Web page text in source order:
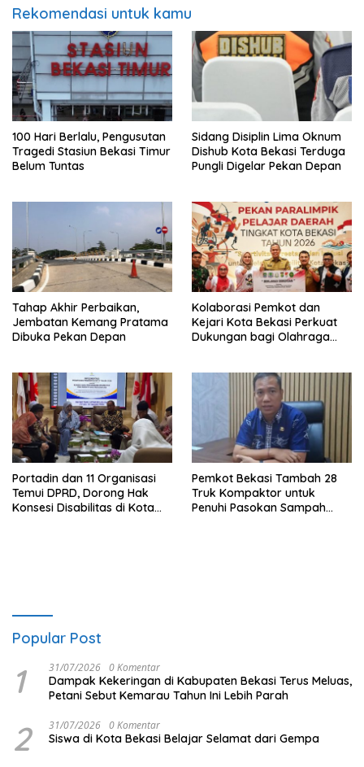
Rekomendasi untuk kamu
100 Hari Berlalu, Pengusutan
Tragedi Stasiun Bekasi Timur
Belum Tuntas
Sidang Disiplin Lima Oknum
Dishub Kota Bekasi Terduga
Pungli Digelar Pekan Depan
Tahap Akhir Perbaikan,
Jembatan Kemang Pratama
Dibuka Pekan Depan
Kolaborasi Pemkot dan
Kejari Kota Bekasi Perkuat
Dukungan bagi Olahraga
Portadin dan 11 Organisasi
Temui DPRD, Dorong Hak
Konsesi Disabilitas di Kota
Pemkot Bekasi Tambah 28
Truk Kompaktor untuk
Penuhi Pasokan Sampah
Popular Post
1 31/07/2026 0 Komentar
Dampak Kekeringan di Kabupaten Bekasi Terus Meluas,
Petani Sebut Kemarau Tahun Ini Lebih Parah
2 31/07/2026 0 Komentar
Siswa di Kota Bekasi Belajar Selamat dari Gempa